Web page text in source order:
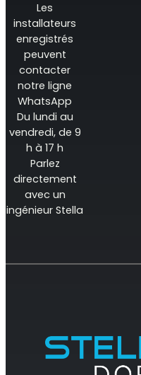
Les
installateurs
enregistrés
peuvent
contacter
notre ligne
WhatsApp
Du lundi au
vendredi, de 9
h à 17 h
Parlez
directement
avec un
ingénieur Stella